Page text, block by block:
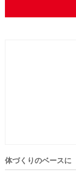
体づくりのベースに